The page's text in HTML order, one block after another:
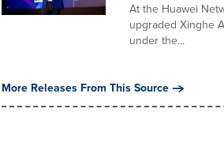
At the Huawei
upgraded Xinghe
under the...
More Releases From This Source